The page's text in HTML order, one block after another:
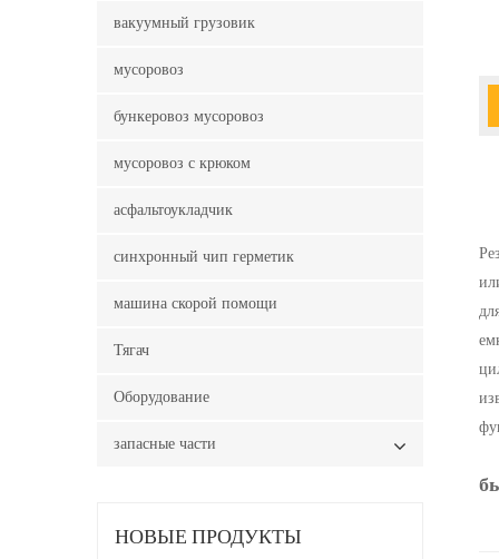
вакуумный грузовик
мусоровоз
бункеровоз мусоровоз
мусоровоз с крюком
асфальтоукладчик
синхронный чип герметик
машина скорой помощи
Тягач
Оборудование
запасные части
НОВЫЕ ПРОДУКТЫ